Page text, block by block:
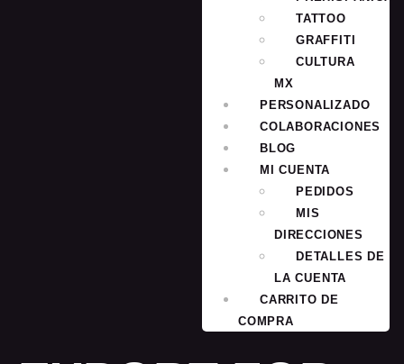
TATTOO
GRAFFITI
CULTURA
MX
PERSONALIZADO
COLABORACIONES
BLOG
MI CUENTA
PEDIDOS
MIS
DIRECCIONES
DETALLES DE
LA CUENTA
CARRITO DE
COMPRA